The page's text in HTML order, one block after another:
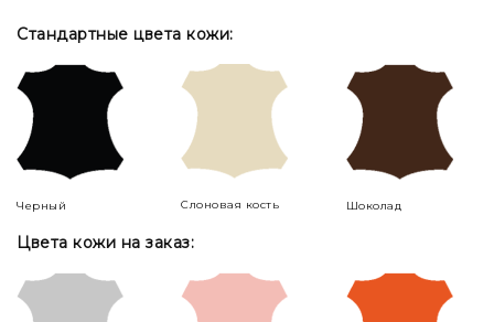
Стандартные цвета кожи:
Черный Слоновая кость Шоколад
Цвета кожи на заказ: